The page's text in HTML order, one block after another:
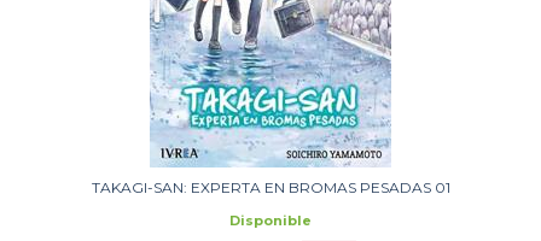
TAKAGI-SAN: EXPERTA EN BROMAS PESADAS 01
Disponible